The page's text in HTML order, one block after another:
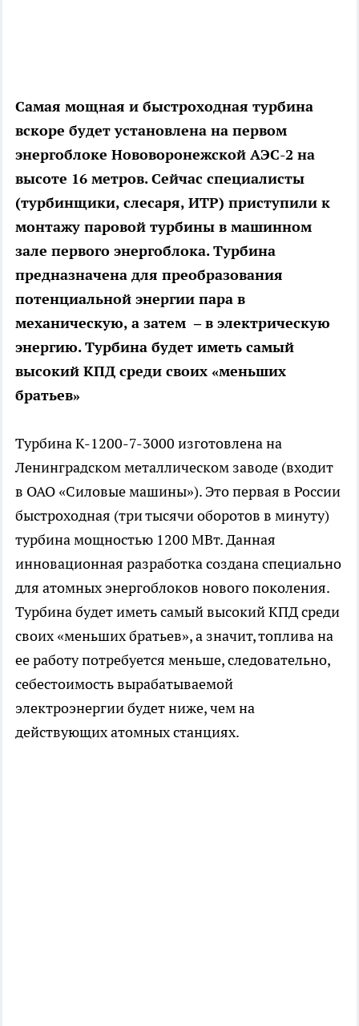
Самая мощная и быстроходная турбина
вскоре будет установлена на первом
энергоблоке Нововоронежской АЭС-2 на
высоте 16 метров. Сейчас специалисты
(турбинщики, слесаря, ИТР) приступили к
монтажу паровой турбины в машинном
зале первого энергоблока. Турбина
предназначена для преобразования
потенциальной энергии пара в
механическую, а затем – в электрическую
энергию. Турбина будет иметь самый
высокий КПД среди своих «меньших
братьев»
Турбина К-1200-7-3000 изготовлена на
Ленинградском металлическом заводе (входит
в ОАО «Силовые машины»). Это первая в России
быстроходная (три тысячи оборотов в минуту)
турбина мощностью 1200 МВт. Данная
инновационная разработка создана специально
для атомных энергоблоков нового поколения.
Турбина будет иметь самый высокий КПД среди
своих «меньших братьев», а значит, топлива на
ее работу потребуется меньше, следовательно,
себестоимость вырабатываемой
электроэнергии будет ниже, чем на
действующих атомных станциях.